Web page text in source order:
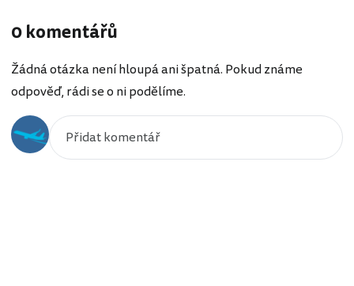
0 komentářů
Žádná otázka není hloupá ani špatná. Pokud známe
odpověď, rádi se o ni podělíme.